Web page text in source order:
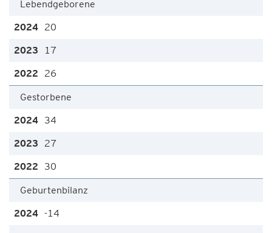
Lebendgeborene
20
17
26
Gestorbene
34
27
30
Geburtenbilanz
-14